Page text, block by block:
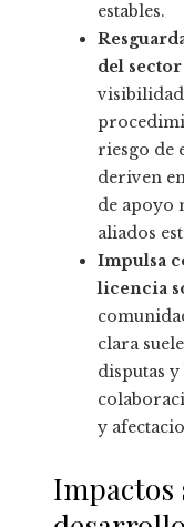
estables.
del
riesgo de
deriven
de apoyo
aliados
Impulsa
licencia
clara
disputas
y
Impactos